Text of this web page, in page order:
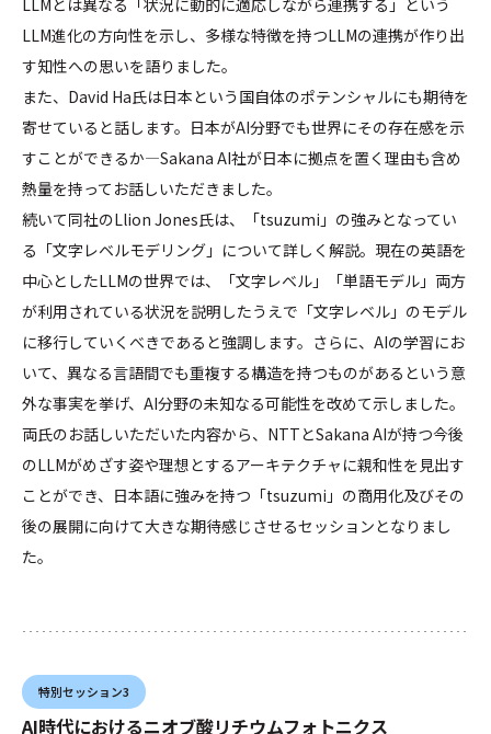
LLM進化の方向性を示し、多様な特徴を持つLLMの連携が作り出
す知性への思いを語りました。
また、David Ha氏は日本という国自体のポテンシャルにも期待を
寄せていると話します。日本がAI分野でも世界にその存在感を示
すことができるか—Sakana AI社が日本に拠点を置く理由も含め
熱量を持ってお話しいただきました。
続いて同社のLlion Jones氏は、「tsuzumi」の強みとなってい
る「文字レベルモデリング」について詳しく解説。現在の英語を
中心としたLLMの世界では、「文字レベル」「単語モデル」両方
が利用されている状況を説明したうえで「文字レベル」のモデル
に移行していくべきであると強調します。さらに、AIの学習にお
いて、異なる言語間でも重複する構造を持つものがあるという意
外な事実を挙げ、AI分野の未知なる可能性を改めて示しました。
両氏のお話しいただいた内容から、NTTとSakana AIが持つ今後
のLLMがめざす姿や理想とするアーキテクチャに親和性を見出す
ことができ、日本語に強みを持つ「tsuzumi」の商用化及びその
後の展開に向けて大きな期待感じさせるセッションとなりまし
た。
特別セッション3
AI時代におけるニオブ酸リチウムフォトニクス